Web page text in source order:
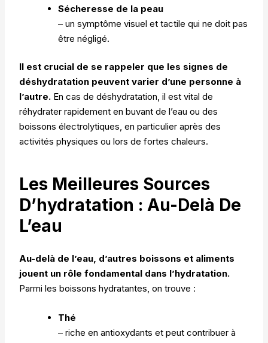
Sécheresse de la peau
– un symptôme visuel et tactile qui ne doit pas
être négligé.
Il est crucial de se rappeler que les signes de
déshydratation peuvent varier d’une personne à
l’autre. En cas de déshydratation, il est vital de
réhydrater rapidement en buvant de l’eau ou des
boissons électrolytiques, en particulier après des
activités physiques ou lors de fortes chaleurs.
Les Meilleures Sources
D’hydratation : Au-Delà De
L’eau
Au-delà de l’eau, d’autres boissons et aliments
jouent un rôle fondamental dans l’hydratation.
Parmi les boissons hydratantes, on trouve :
Thé
– riche en antioxydants et peut contribuer à